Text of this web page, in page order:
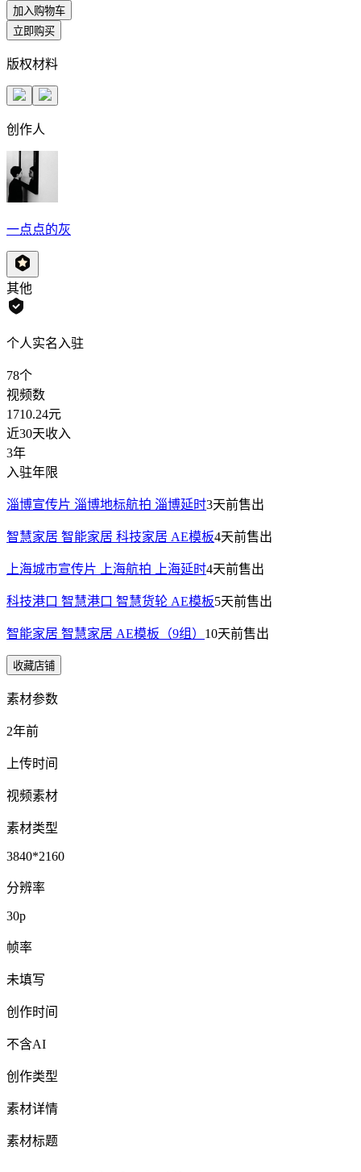
加入购物车
立即购买
版权材料
创作人
一点点的灰
其他
个人实名入驻
78个
视频数
1710.24元
近30天收入
3年
入驻年限
淄博宣传片 淄博地标航拍 淄博延时3天前售出
智慧家居 智能家居 科技家居 AE模板4天前售出
上海城市宣传片 上海航拍 上海延时4天前售出
科技港口 智慧港口 智慧货轮 AE模板5天前售出
智能家居 智慧家居 AE模板（9组） 10天前售出
收藏店铺
素材参数
2年前
上传时间
视频素材
素材类型
3840*2160
分辨率
30p
帧率
未填写
创作时间
不含AI
创作类型
素材详情
素材标题